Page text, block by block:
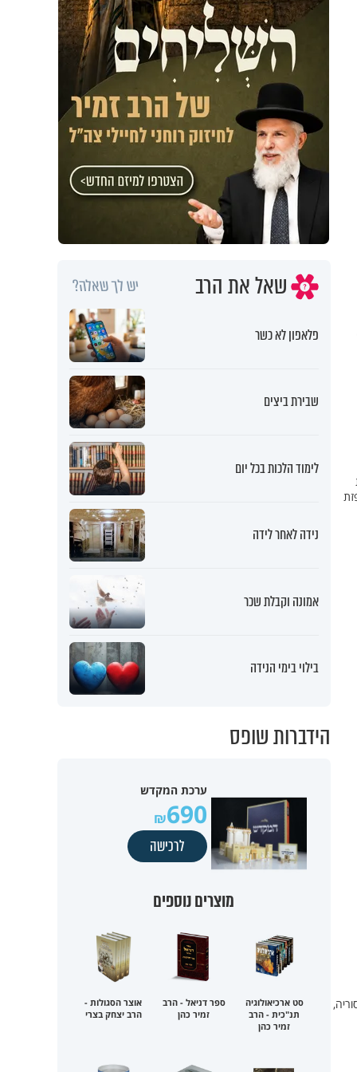
סוריה,
שאל את הרב יש לך שאלה?
פלאפון לא כשר
שבירת ביצים
לימוד הלכות בכל יום
נידה לאחר לידה
אמונה וקבלת שכר
בילוי בימי הנידה
הידברות שופס
ערכת המקדש
690
לרכישה
מוצרים נוספים
סט ארכיאולוגיה
תנ"כית - הרב
זמיר כהן
ספר דניאל - הרב
זמיר כהן
אוצר הסגולות -
הרב יצחק בצרי